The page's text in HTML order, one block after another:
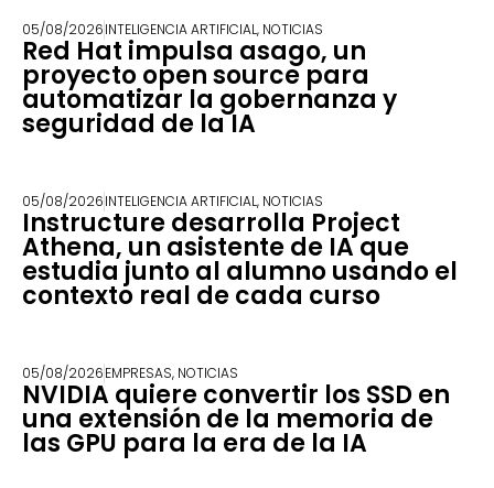
05/08/2026INTELIGENCIA ARTIFICIAL, NOTICIAS
Red Hat impulsa asago, un
proyecto open source para
automatizar la gobernanza y
seguridad de la IA
05/08/2026INTELIGENCIA ARTIFICIAL, NOTICIAS
Instructure desarrolla Project
Athena, un asistente de IA que
estudia junto al alumno usando el
contexto real de cada curso
05/08/2026EMPRESAS, NOTICIAS
NVIDIA quiere convertir los SSD en
una extensión de la memoria de
las GPU para la era de la IA